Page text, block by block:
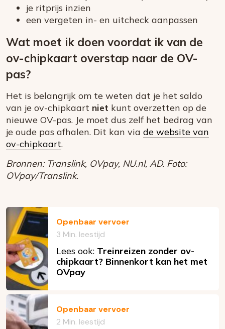
je ritprijs inzien
een vergeten in- en uitcheck aanpassen
Wat moet ik doen voordat ik van de
ov-chipkaart overstap naar de OV-
pas?
Het is belangrijk om te weten dat je het saldo
van je ov-chipkaart niet kunt overzetten op de
nieuwe OV-pas. Je moet dus zelf het bedrag van
je oude pas afhalen. Dit kan via de website van
ov-chipkaart.
Bronnen: Translink, OVpay, NU.nl, AD. Foto:
OVpay/Translink.
Openbaar vervoer
3 Min. leestijd
Lees ook: Treinreizen zonder ov-
chipkaart? Binnenkort kan het met
OVpay
Openbaar vervoer
2 Min. leestijd